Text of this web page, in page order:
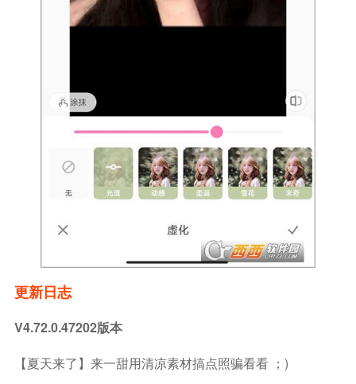
更新日志
V4.72.0.47202版本
【夏天来了】来一甜用清凉素材搞点照骗看看 ；)